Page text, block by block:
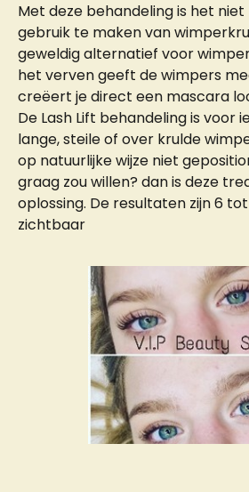
Met deze behandeling is het
gebruik te maken van
geweldig alternatief voor
het verven geeft de wimpers
creëert je direct een mascara
De Lash Lift behandeling is voor
lange, steile of over krulde
op natuurlijke wijze niet
graag zou willen? dan is deze
oplossing. De resultaten zijn 6
zichtbaar